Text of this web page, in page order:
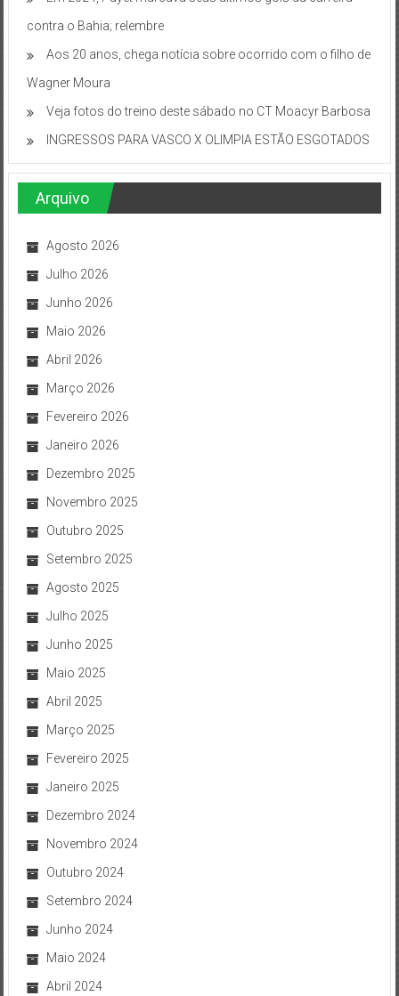
contra o Bahia; relembre
Aos 20 anos, chega notícia sobre ocorrido com o filho de
Wagner Moura
Veja fotos do treino deste sábado no CT Moacyr Barbosa
INGRESSOS PARA VASCO X OLIMPIA ESTÃO ESGOTADOS
Arquivo
Agosto 2026
Julho 2026
Junho 2026
Maio 2026
Abril 2026
Março 2026
Fevereiro 2026
Janeiro 2026
Dezembro 2025
Novembro 2025
Outubro 2025
Setembro 2025
Agosto 2025
Julho 2025
Junho 2025
Maio 2025
Abril 2025
Março 2025
Fevereiro 2025
Janeiro 2025
Dezembro 2024
Novembro 2024
Outubro 2024
Setembro 2024
Junho 2024
Maio 2024
Abril 2024